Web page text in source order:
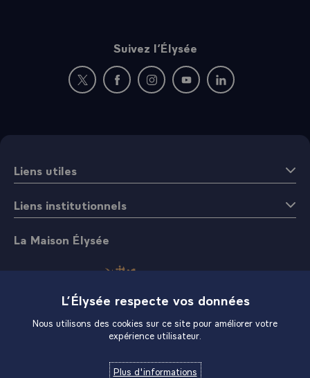
Suivez l’Élysée
Nouvelle fenêtre : rejoignez-nous sur Twitter
Nouvelle fenêtre : rejoignez-nous sur
Nouvelle fenêtre : rejoignez-nous
Nouvelle fenêtre :
Nouvelle fenêtre :
Liens utiles
Liens institutionnels
La Maison Élysée
L’Élysée respecte vos données
Nous utilisons des cookies sur ce site pour améliorer votre
expérience utilisateur.
Plus d'informations